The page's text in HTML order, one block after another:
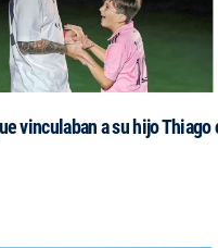
vinculaban a su hijo Thiago